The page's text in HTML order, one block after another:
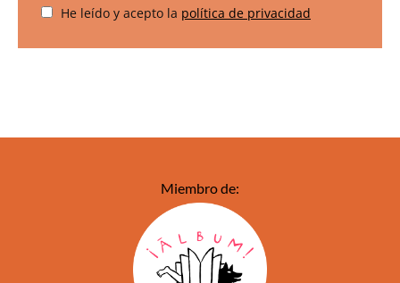
He leído y acepto la política de privacidad
Miembro de: